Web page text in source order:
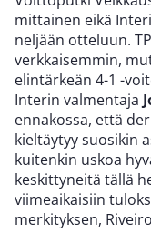
mittainen eikä
neljään otteluun.
verkkaisemmin,
elintärkeän 4-1 -
Interin valmentaja
ennakossa, että
kieltäytyy suosikin
kuitenkin uskoa
keskittyneitä tällä
viimeaikaisiin
merkityksen,